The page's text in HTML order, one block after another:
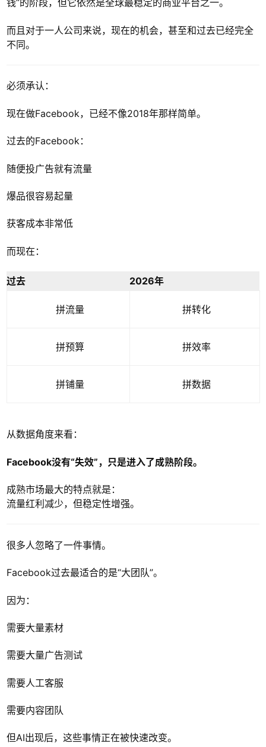
钱”的阶段，但它依然是全球最稳定的商业平台之一。
而且对于一人公司来说，现在的机会，甚至和过去已经完全
不同。
必须承认：
现在做Facebook，已经不像2018年那样简单。
过去的Facebook：
随便投广告就有流量
爆品很容易起量
获客成本非常低
而现在：
过去 2026年
拼流量 拼转化
拼预算 拼效率
拼铺量 拼数据
从数据角度来看：
Facebook没有“失效”，只是进入了成熟阶段。
成熟市场最大的特点就是：
流量红利减少，但稳定性增强。
很多人忽略了一件事情。
Facebook过去最适合的是“大团队”。
因为：
需要大量素材
需要大量广告测试
需要人工客服
需要内容团队
但AI出现后，这些事情正在被快速改变。